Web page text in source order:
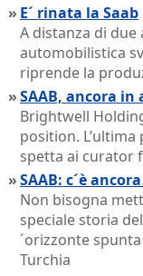
» E´ rinata la Saab
A distanza di due
automobilistica
riprende la
»SAAB, ancora
Brightwell
position. L’ultima
spetta ai curator
»SAAB: c´è
Non bisogna
speciale storia
´orizzonte
Turchia